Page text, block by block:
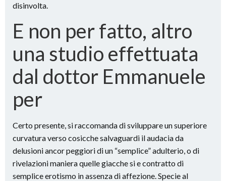
disinvolta.
E non per fatto, altro
una studio effettuata
dal dottor Emmanuele
per
Certo presente, si raccomanda di sviluppare un superiore
curvatura verso cosicche salvaguardi il audacia da
delusioni ancor peggiori di un “semplice” adulterio, o di
rivelazioni maniera quelle giacche si e contratto di
semplice erotismo in assenza di affezione. Specie al